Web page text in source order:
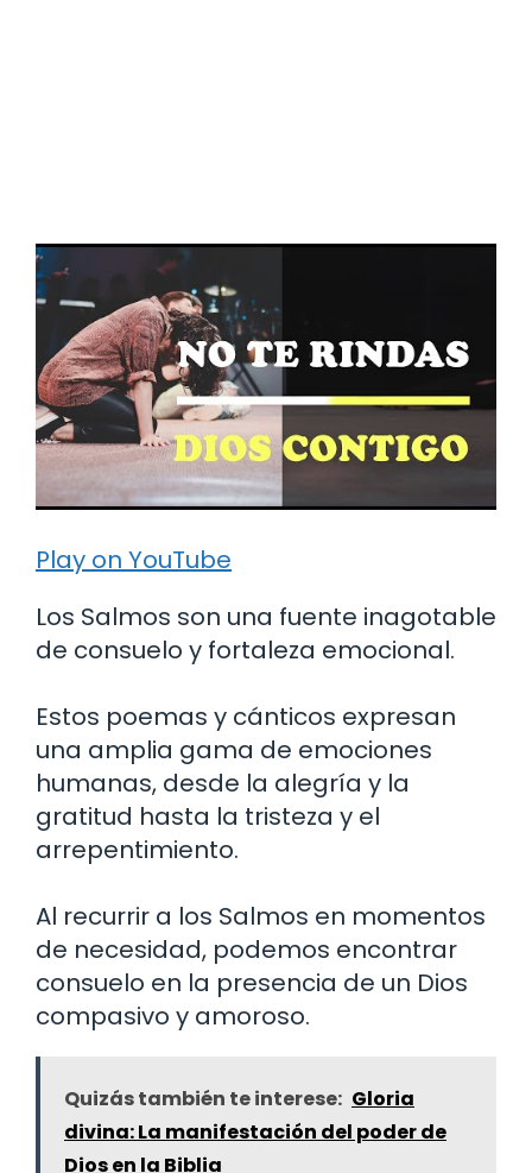
Play on YouTube
Los Salmos son una fuente inagotable
de consuelo y fortaleza emocional.
Estos poemas y cánticos expresan
una amplia gama de emociones
humanas, desde la alegría y la
gratitud hasta la tristeza y el
arrepentimiento.
Al recurrir a los Salmos en momentos
de necesidad, podemos encontrar
consuelo en la presencia de un Dios
compasivo y amoroso.
Quizás también te interese: Gloria
divina: La manifestación del poder de
Dios en la Biblia